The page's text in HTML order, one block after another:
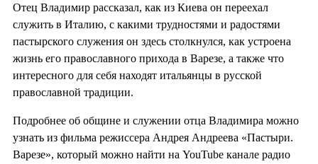
Отец Владимир рассказал, как из Киева он переехал
служить в Италию, с какими трудностями и радостями
пастырского служения он здесь столкнулся, как устроена
жизнь его православного прихода в Варезе, а также что
интересного для себя находят итальянцы в русской
православной традиции.
Подробнее об общине и служении отца Владимира можно
узнать из фильма режиссера Андрея Андреева «Пастыри.
Варезе», который можно найти на YouTube канале радио